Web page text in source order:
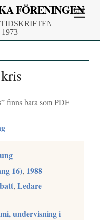
FÖRENINGEN
finns bara som PDF
16), 1988
,Ledare
undervisning i